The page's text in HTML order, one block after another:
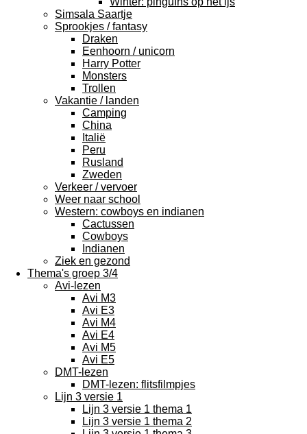
Simsala Saartje
Sprookjes / fantasy
Draken
Eenhoorn / unicorn
Harry Potter
Monsters
Trollen
Vakantie / landen
Camping
China
Italië
Peru
Rusland
Zweden
Verkeer / vervoer
Weer naar school
Western: cowboys en indianen
Cactussen
Cowboys
Indianen
Ziek en gezond
Thema's groep 3/4
Avi-lezen
Avi M3
Avi E3
Avi M4
Avi E4
Avi M5
Avi E5
DMT-lezen
DMT-lezen: flitsfilmpjes
Lijn 3 versie 1
Lijn 3 versie 1 thema 1
Lijn 3 versie 1 thema 2